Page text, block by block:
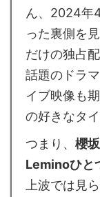
ん、2024年
った裏側を
だけの独占
話題のドラマ
イブ映像も
の好きなタ
つまり、 櫻
Leminoひと
上波では見